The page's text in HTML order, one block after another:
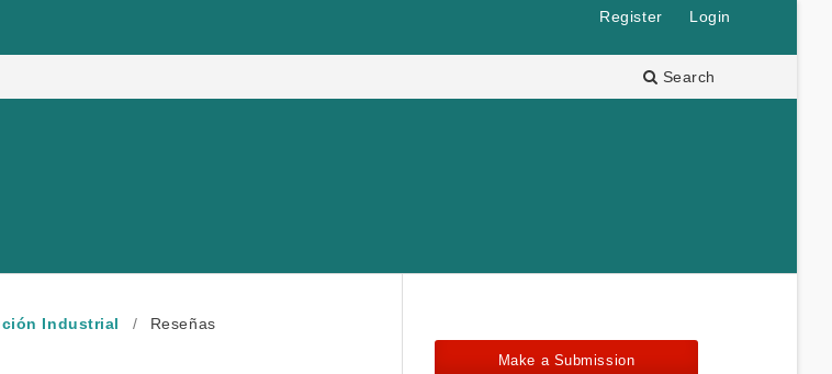
Search
Register Login
Industrial / Reseñas
Make a Submission